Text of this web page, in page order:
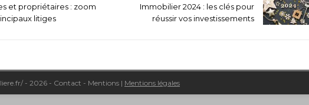
et propriétaires : zoom
litiges
Immobilier 2024 : les clés pour
réussir vos investissements
- 2026 - Contact - Mentions | Mentions légales